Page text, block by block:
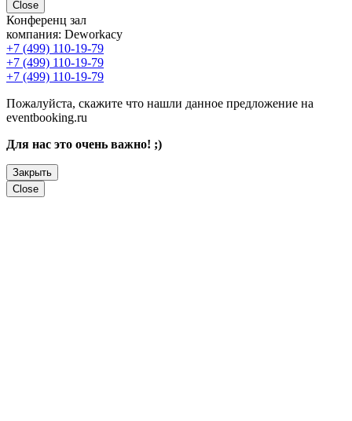
Close
Конференц зал
компания: Deworkacy
+7 (499) 110-19-79
+7 (499) 110-19-79
+7 (499) 110-19-79
Пожалуйста, скажите что нашли данное предложение на
eventbooking.ru
Для нас это очень важно! ;)
Закрыть
Close